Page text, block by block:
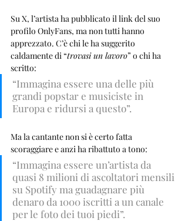
Su X, l’artista ha pubblicato il link del suo
profilo OnlyFans, ma non tutti hanno
apprezzato. C’è chi le ha suggerito
caldamente di “trovasi un lavoro” o chi ha
scritto:
“Immagina essere una delle più
grandi popstar e musiciste in
Europa e ridursi a questo”.
Ma la cantante non si è certo fatta
scoraggiare e anzi ha ribattuto a tono:
“Immagina essere un’artista da
quasi 8 milioni di ascoltatori mensili
su Spotify ma guadagnare più
denaro da 1000 iscritti a un canale
per le foto dei tuoi piedi”.